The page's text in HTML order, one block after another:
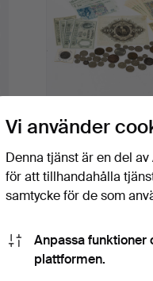
MYNT & SEDLAR,
Sverige b.la silv…
Klubbades 7 nov 2025
5 bud
53 USD
Vi använder
Denna tjänst är en del
för att tillhandahålla
samtycke för de som
Anpassa funktioner
plattformen.